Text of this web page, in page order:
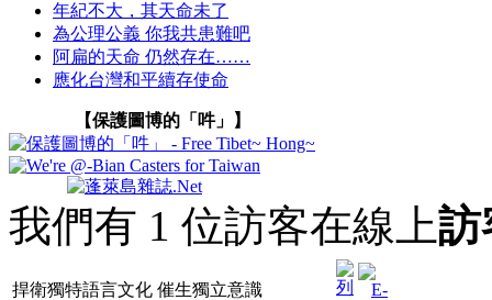
年紀不大，其天命未了
為公理公義 你我共患難吧
阿扁的天命 仍然存在……
應化台灣和平續存使命
【保護圖博的「吽」】
我們有 1 位訪客在線上訪
捍衛獨特語言文化 催生獨立意識